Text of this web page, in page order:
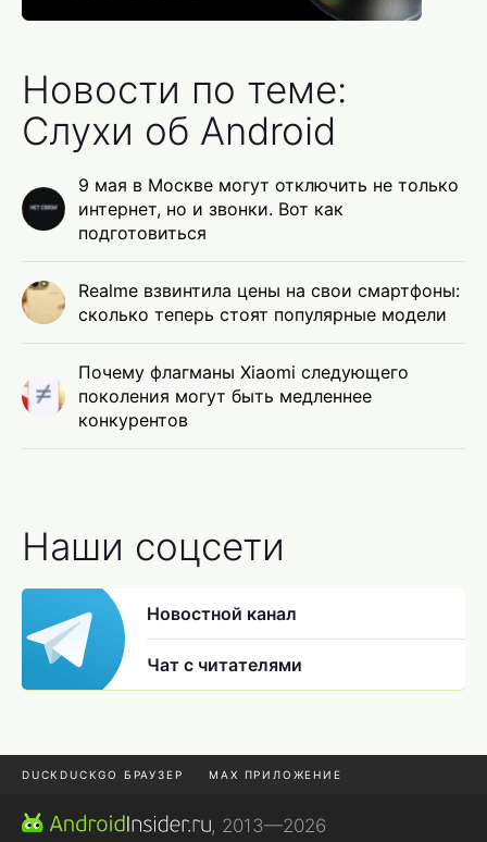
Новости по теме:
Слухи об Android
9 мая в Москве могут отключить не только
интернет, но и звонки. Вот как
подготовиться
Realme взвинтила цены на свои смартфоны:
сколько теперь стоят популярные модели
Почему флагманы Xiaomi следующего
поколения могут быть медленнее
конкурентов
Наши соцсети
Новостной канал
Чат с читателями
DUCKDUCKGO БРАУЗЕР MAX ПРИЛОЖЕНИЕ
ПРИЛОЖЕНИЯ ANDROID
, 2013—2026